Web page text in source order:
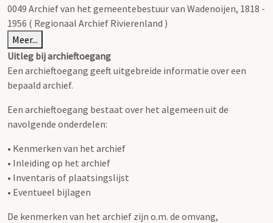
0049 Archief van het gemeentebestuur van Wadenoijen, 1818 -
1956 ( Regionaal Archief Rivierenland )
Meer...
Uitleg bij archieftoegang
Een archieftoegang geeft uitgebreide informatie over een
bepaald archief.
Een archieftoegang bestaat over het algemeen uit de
navolgende onderdelen:
• Kenmerken van het archief
• Inleiding op het archief
• Inventaris of plaatsingslijst
• Eventueel bijlagen
De kenmerken van het archief zijn o.m. de omvang,